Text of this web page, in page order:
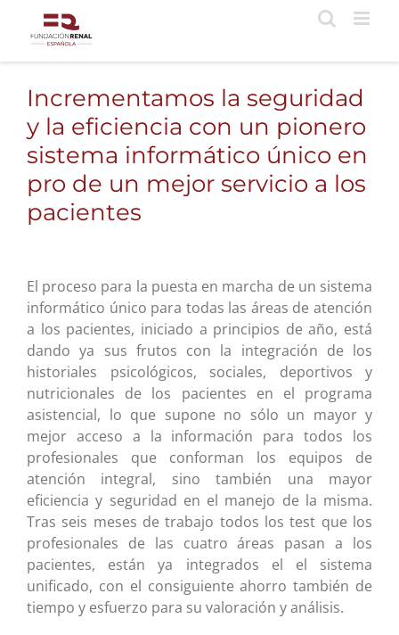
contenido
Incrementamos la seguridad
y la eficiencia con un pionero
sistema informático único en
pro de un mejor servicio a los
pacientes
El proceso para la puesta en marcha de un sistema
informático único para todas las áreas de atención
a los pacientes, iniciado a principios de año, está
dando ya sus frutos con la integración de los
historiales psicológicos, sociales, deportivos y
nutricionales de los pacientes en el programa
asistencial, lo que supone no sólo un mayor y
mejor acceso a la información para todos los
profesionales que conforman los equipos de
atención integral, sino también una mayor
eficiencia y seguridad en el manejo de la misma.
Tras seis meses de trabajo todos los test que los
profesionales de las cuatro áreas pasan a los
pacientes, están ya integrados el el sistema
unificado, con el consiguiente ahorro también de
tiempo y esfuerzo para su valoración y análisis.